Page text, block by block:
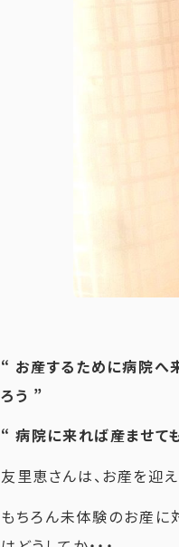
“ お産するために病院へ
ろう ”
“ 病院に来れば産ませて
友里恵さんは、お産を迎
もちろん未体験のお産に